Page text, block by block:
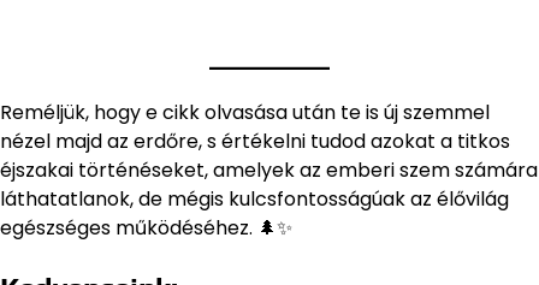
Reméljük, hogy e cikk olvasása után te is új szemmel
nézel majd az erdőre, s értékelni tudod azokat a titkos
éjszakai történéseket, amelyek az emberi szem számára
láthatatlanok, de mégis kulcsfontosságúak az élővilág
egészséges működéséhez. 🌲✨